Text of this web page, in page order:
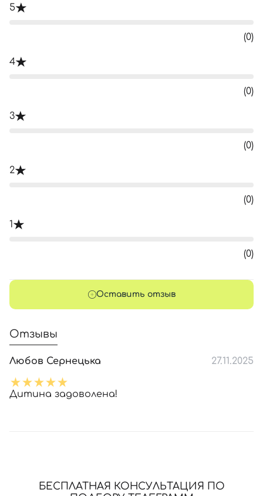
5
(0)
4
(0)
3
(0)
2
(0)
1
(0)
Оставить отзыв
Отзывы
Любов Сернецька 27.11.2025
Дитина задоволена!
БЕСПЛАТНАЯ КОНСУЛЬТАЦИЯ ПО